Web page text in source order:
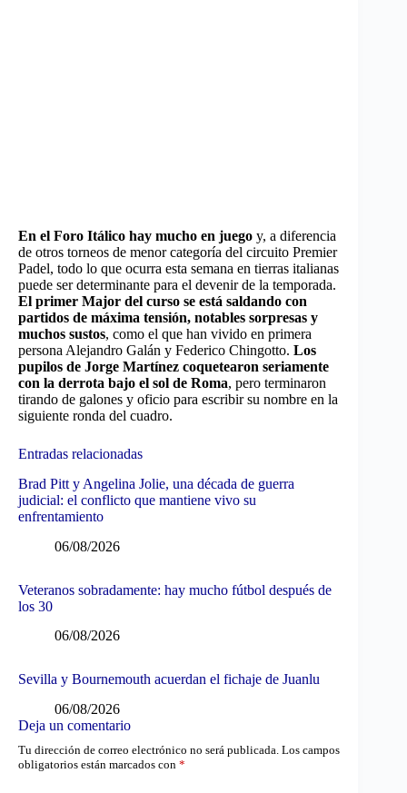
En el Foro Itálico hay mucho en juego y, a diferencia
de otros torneos de menor categoría del circuito Premier
Padel, todo lo que ocurra esta semana en tierras italianas
puede ser determinante para el devenir de la temporada.
El primer Major del curso se está saldando con
partidos de máxima tensión, notables sorpresas y
muchos sustos, como el que han vivido en primera
persona Alejandro Galán y Federico Chingotto. Los
pupilos de Jorge Martínez coquetearon seriamente
con la derrota bajo el sol de Roma, pero terminaron
tirando de galones y oficio para escribir su nombre en la
siguiente ronda del cuadro.
Entradas relacionadas
Brad Pitt y Angelina Jolie, una década de guerra
judicial: el conflicto que mantiene vivo su
enfrentamiento
06/08/2026
Veteranos sobradamente: hay mucho fútbol después de
los 30
06/08/2026
Sevilla y Bournemouth acuerdan el fichaje de Juanlu
06/08/2026
Deja un comentario
Tu dirección de correo electrónico no será publicada. Los campos
obligatorios están marcados con *